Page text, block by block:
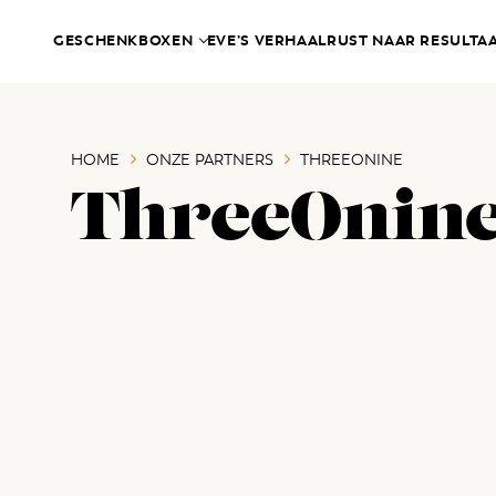
GESCHENKBOXEN EVE’S VERHAALRUST NAAR
HOME ONZE PARTNERS THREEONINE